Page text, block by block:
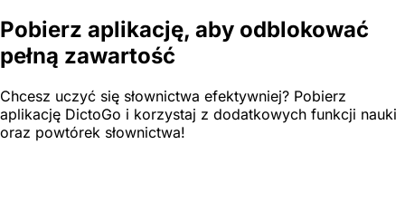
Pobierz aplikację, aby odblokować
pełną zawartość
Chcesz uczyć się słownictwa efektywniej? Pobierz
aplikację DictoGo i korzystaj z dodatkowych funkcji nauki
oraz powtórek słownictwa!